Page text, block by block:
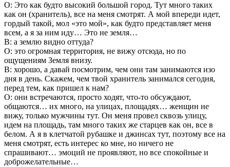
О: Это как будто высокий большой город. Тут много таких
как он (хранитель), все на меня смотрят. А мой впереди идет,
гордый такой, мол «это мой», как будто представляет меня
всем, а я за ним иду… Это не земля…
В: а землю видно оттуда?
О: это огромная территория, не вижу отсюда, но по
ощущениям Земля внизу.
В: хорошо, а давай посмотрим, чем они там занимаются изо
дня в день. Скажем, чем твой хранитель занимался сегодня,
перед тем, как пришел к нам?
О: они встречаются, просто ходят, что-то обсуждают,
общаются… их много, на улицах, площадях… женщин не
вижу, только мужчины тут. Он меня провел сквозь улицу,
идем на площадь, там много таких же старцев как он, все в
белом. А я в клетчатой рубашке и джинсах тут, поэтому все на
меня смотрят, есть интерес ко мне, но ничего не
спрашивают… эмоций не проявляют, но все спокойные и
доброжелательные…